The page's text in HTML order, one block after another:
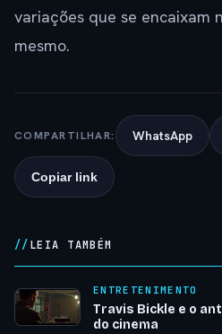
variações que se encaixam
mesmo.
COMPARTILHAR: WhatsApp
Copiar link
LEIA TAMBÉM
ENTRETENIMENTO
Travis Bickle e o
do cinema